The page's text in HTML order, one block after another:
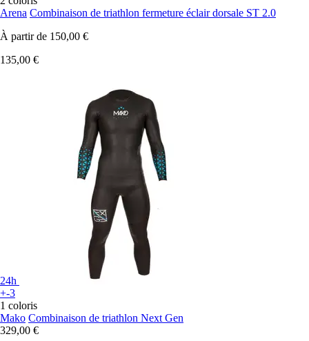
Arena Combinaison de triathlon fermeture éclair dorsale ST 2.0
À partir de 150,00 €
135,00 €
24h
+-3
1 coloris
Mako Combinaison de triathlon Next Gen
329,00 €